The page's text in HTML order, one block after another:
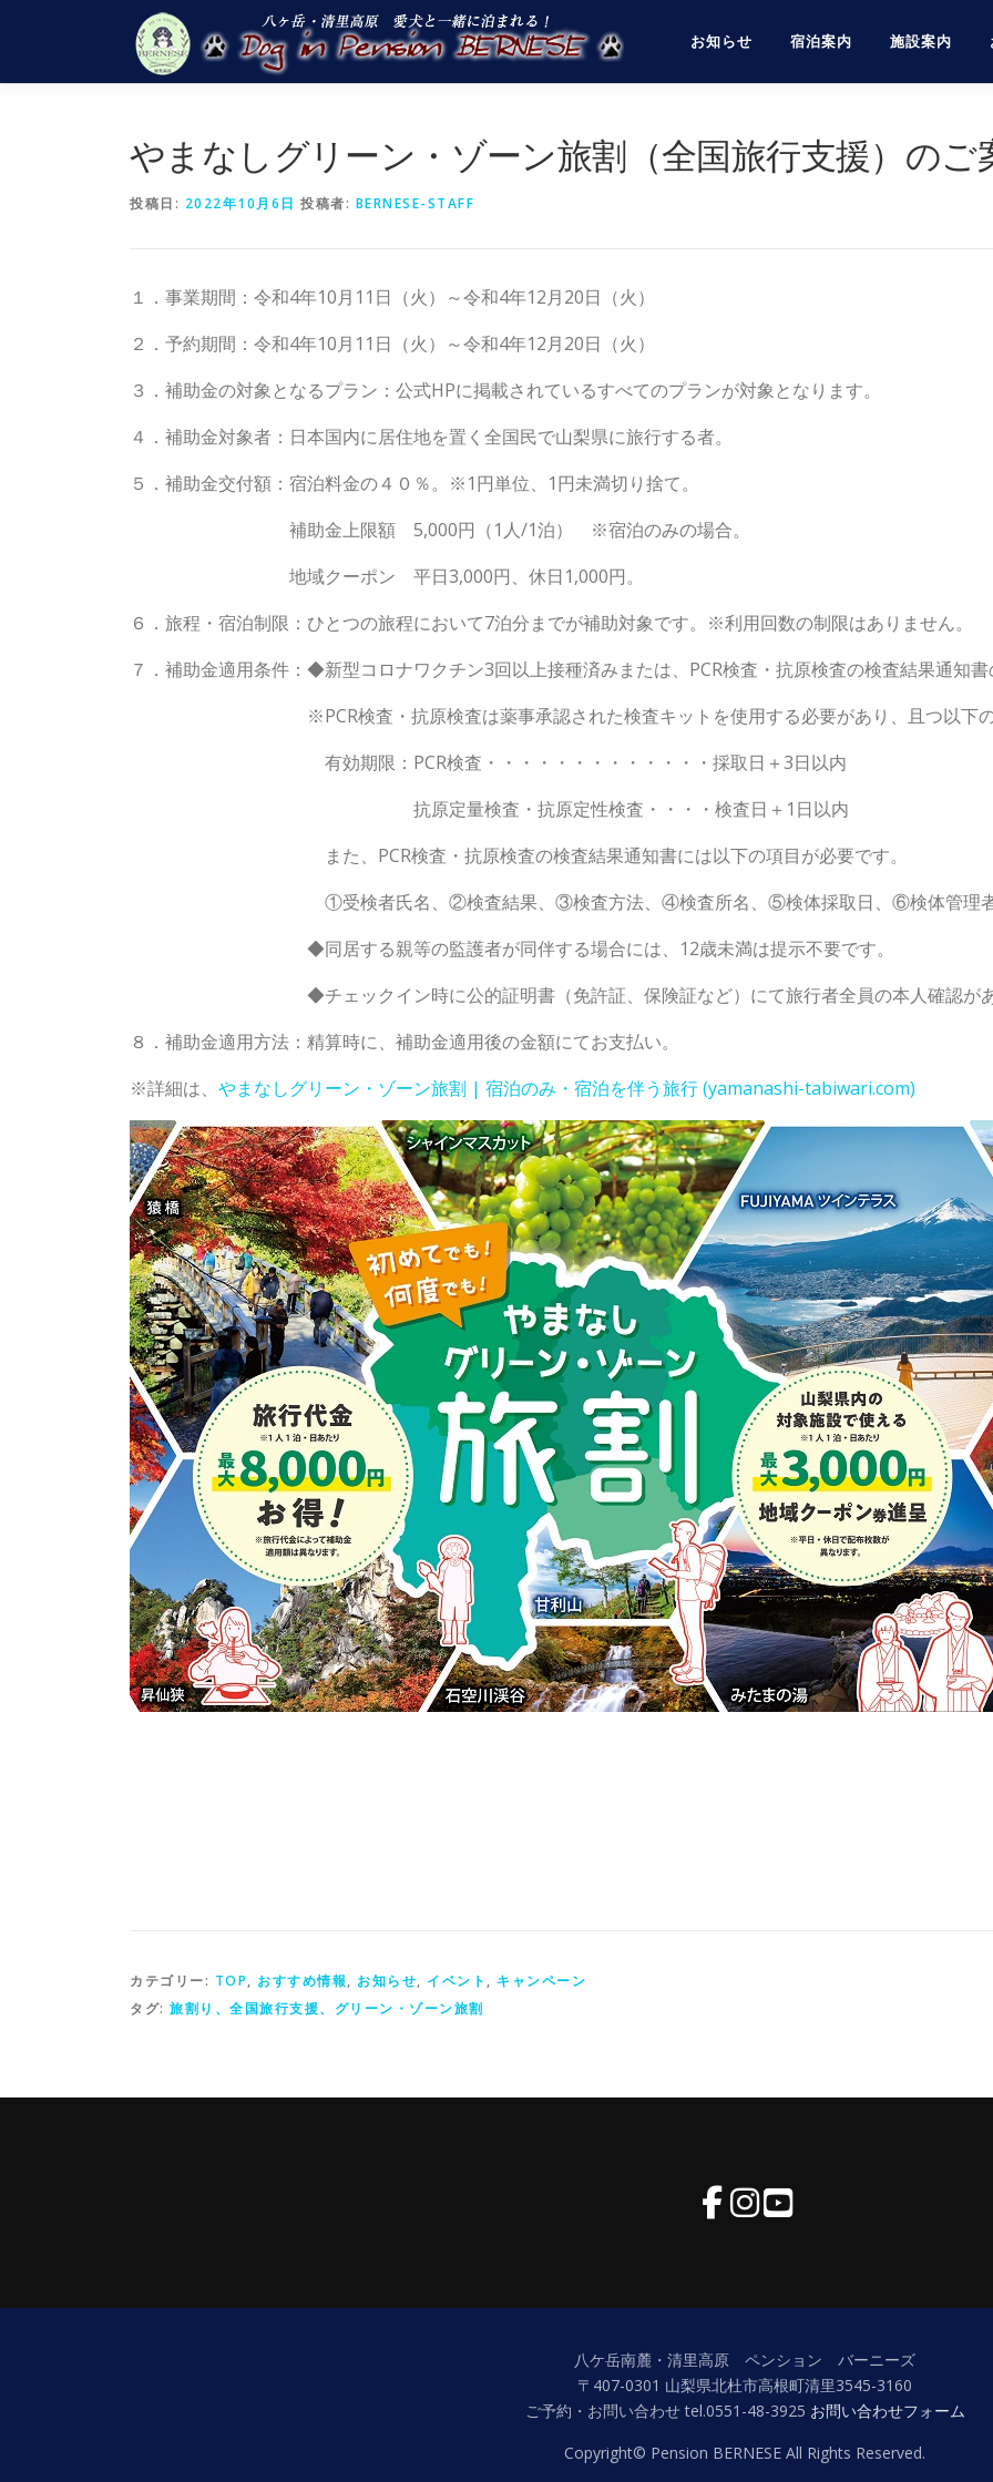
ン
お知らせ 宿泊案内 施設案内
やまなしグリーン・ゾーン旅割（全国旅行支援）のご
投稿日: 2022年10月6日 投稿者: BERNESE-STAFF
１．事業期間：令和4年10月11日（火）～令和4年12月20日（火）
２．予約期間：令和4年10月11日（火）～令和4年12月20日（火）
３．補助金の対象となるプラン：公式HPに掲載されているすべてのプランが対象となります。
４．補助金対象者：日本国内に居住地を置く全国民で山梨県に旅行する者。
５．補助金交付額：宿泊料金の４０％。※1円単位、1円未満切り捨て。
補助金上限額 5,000円（1人/1泊） ※宿泊のみの場合。
地域クーポン 平日3,000円、休日1,000円。
６．旅程・宿泊制限：ひとつの旅程において7泊分までが補助対象です。※利用回数の制限はありません。
７．補助金適用条件：◆新型コロナワクチン3回以上接種済みまたは、PCR検査・抗原検査の検査結果通知
※PCR検査・抗原検査は薬事承認された検査キットを使用する必要があり、且つ以下の有
有効期限：PCR検査・・・・・・・・・・・・・採取日＋3日以内
抗原定量検査・抗原定性検査・・・・検査日＋1日以内
また、PCR検査・抗原検査の検査結果通知書には以下の項目が必要です。
①受検者氏名、②検査結果、③検査方法、④検査所名、⑤検体採取日、⑥検体管理者
◆同居する親等の監護者が同伴する場合には、12歳未満は提示不要です。
◆チェックイン時に公的証明書（免許証、保険証など）にて旅行者全員の本人確認があ
８．補助金適用方法：精算時に、補助金適用後の金額にてお支払い。
※詳細は、 やまなしグリーン・ゾーン旅割 | 宿泊のみ・宿泊を伴う旅行 (yamanashi-tabiwari.com)
カテゴリー: TOP, おすすめ情報, お知らせ, イベント , キャンペーン
タグ: 旅割り、全国旅行支援、グリーン・ゾーン旅割
八ケ岳南麓・清里高原 ペンション バーニーズ
〒407-0301 山梨県北杜市高根町清里3545-3160
ご予約・お問い合わせ tel.0551-48-3925 お問い合わせフォーム
Copyright© Pension BERNESE All Rights Reserved.